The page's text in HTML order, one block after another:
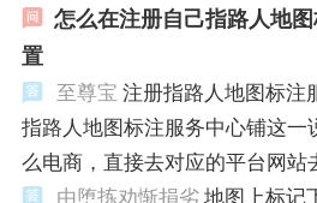
怎么在注册自己指路人地
置
至尊宝 注册指路人地图标注
指路人地图标注服务中心铺这一
么电商，直接去对应的平台网站
由堕拣劝惭捐劣地图上标记